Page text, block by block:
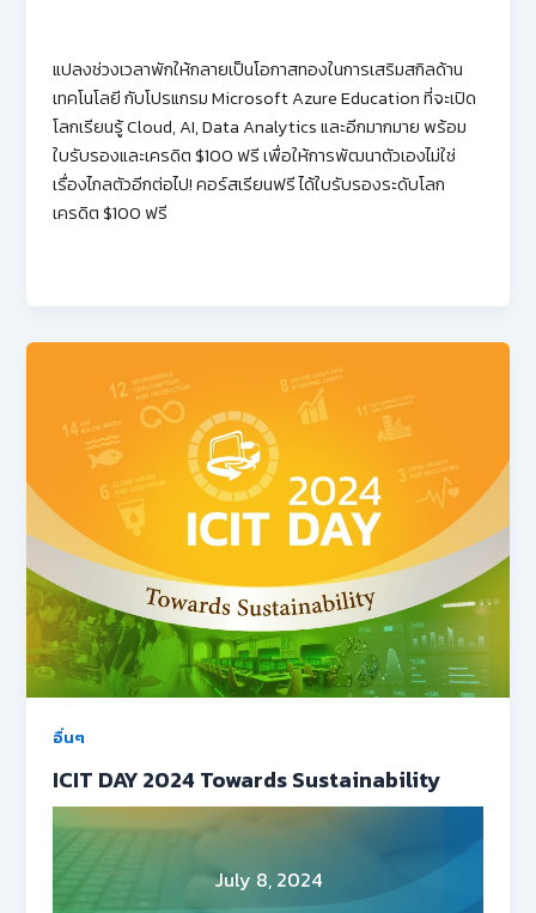
แปลงช่วงเวลาพักให้กลายเป็นโอกาสทองในการเสริมสกิลด้าน
เทคโนโลยี กับโปรแกรม Microsoft Azure Education ที่จะเปิด
โลกเรียนรู้ Cloud, AI, Data Analytics และอีกมากมาย พร้อม
ใบรับรองและเครดิต $100 ฟรี เพื่อให้การพัฒนาตัวเองไม่ใช่
เรื่องไกลตัวอีกต่อไป! คอร์สเรียนฟรี ได้ใบรับรองระดับโลก
เครดิต $100 ฟรี
อื่นๆ
ICIT DAY 2024 Towards Sustainability
July 8, 2024